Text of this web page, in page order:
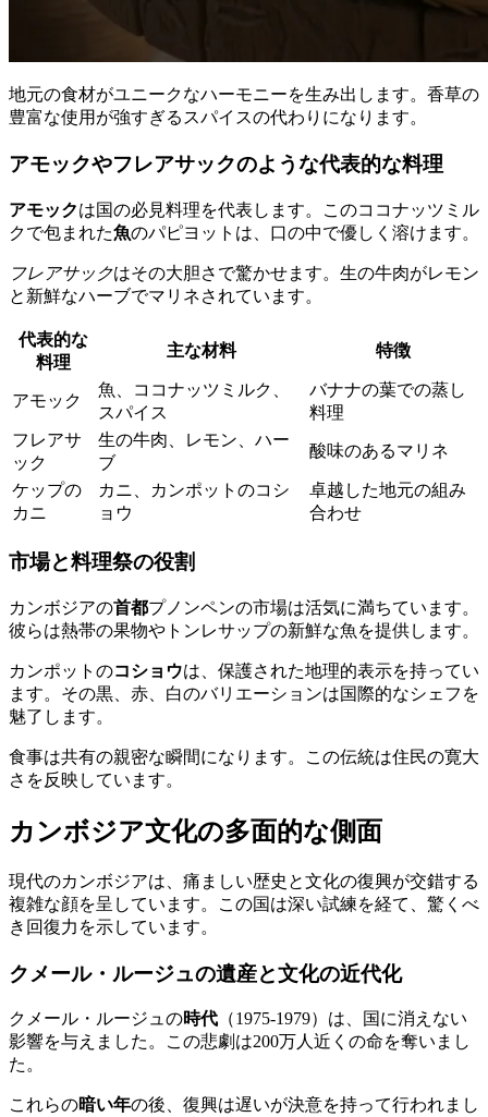
地元の食材がユニークなハーモニーを生み出します。香草の
豊富な使用が強すぎるスパイスの代わりになります。
アモックやフレアサックのような代表的な料理
アモックは国の必見料理を代表します。このココナッツミル
クで包まれた魚のパピヨットは、口の中で優しく溶けます。
フレアサックはその大胆さで驚かせます。生の牛肉がレモン
と新鮮なハーブでマリネされています。
代表的な
料理
主な材料 特徴
アモック
魚、ココナッツミルク、
スパイス
バナナの葉での蒸し
料理
フレアサ
ック
生の牛肉、レモン、ハー
ブ
酸味のあるマリネ
ケップの
カニ
カニ、カンポットのコシ
ョウ
卓越した地元の組み
合わせ
市場と料理祭の役割
カンボジアの首都プノンペンの市場は活気に満ちています。
彼らは熱帯の果物やトンレサップの新鮮な魚を提供します。
カンポットのコショウは、保護された地理的表示を持ってい
ます。その黒、赤、白のバリエーションは国際的なシェフを
魅了します。
食事は共有の親密な瞬間になります。この伝統は住民の寛大
さを反映しています。
カンボジア文化の多面的な側面
現代のカンボジアは、痛ましい歴史と文化の復興が交錯する
複雑な顔を呈しています。この国は深い試練を経て、驚くべ
き回復力を示しています。
クメール・ルージュの遺産と文化の近代化
クメール・ルージュの時代 （1975-1979）は、国に消えない
影響を与えました。この悲劇は200万人近くの命を奪いまし
た。
これらの暗い年の後、復興は遅いが決意を持って行われまし